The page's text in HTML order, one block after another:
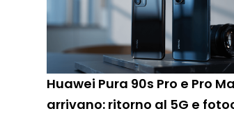
Huawei Pura 90s Pro e Pro
arrivano: ritorno al 5G e